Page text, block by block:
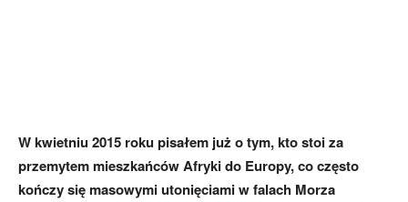
W kwietniu 2015 roku pisałem już o tym, kto stoi za
przemytem mieszkańców Afryki do Europy, co często
kończy się masowymi utonięciami w falach Morza